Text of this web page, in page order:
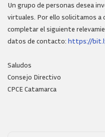
Un grupo de personas desea
virtuales. Por ello solicitamos a
completar el siguiente
datos de contacto: https://
Saludos
Consejo Directivo
CPCE Catamarca